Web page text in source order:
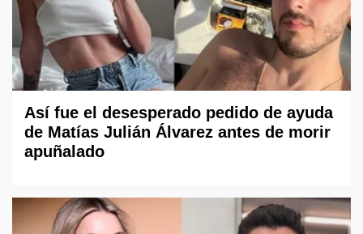
Así fue el desesperado pedido de ayuda
de Matías Julián Álvarez antes de morir
apuñalado